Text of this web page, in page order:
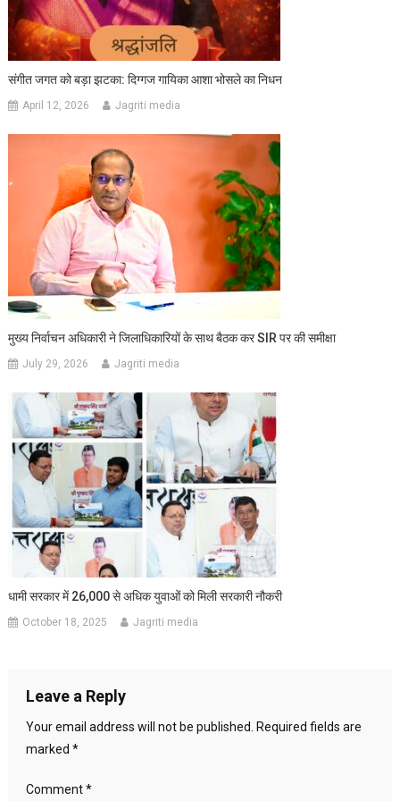
संगीत जगत को बड़ा झटका: दिग्गज गायिका आशा भोसले का निधन
April 12, 2026 Jagriti media
मुख्य निर्वाचन अधिकारी ने जिलाधिकारियों के साथ बैठक कर SIR पर की समीक्षा
July 29, 2026 Jagriti media
धामी सरकार में 26,000 से अधिक युवाओं को मिली सरकारी नौकरी
October 18, 2025 Jagriti media
Leave a Reply
Your email address will not be published.
Required fields are
marked *
Comment*